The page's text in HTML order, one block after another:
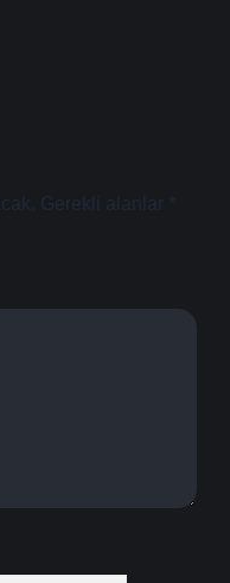
Gerekli alanlar *